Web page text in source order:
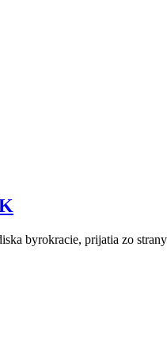
byrokracie, prijatia zo